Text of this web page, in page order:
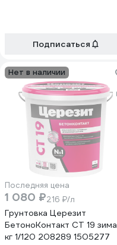
Подписаться
Нет в наличии
Последняя цена
1 080 ₽216 ₽/л
Грунтовка Церезит
БетоноКонтакт CT 19
кг 1/120 208289 1505277